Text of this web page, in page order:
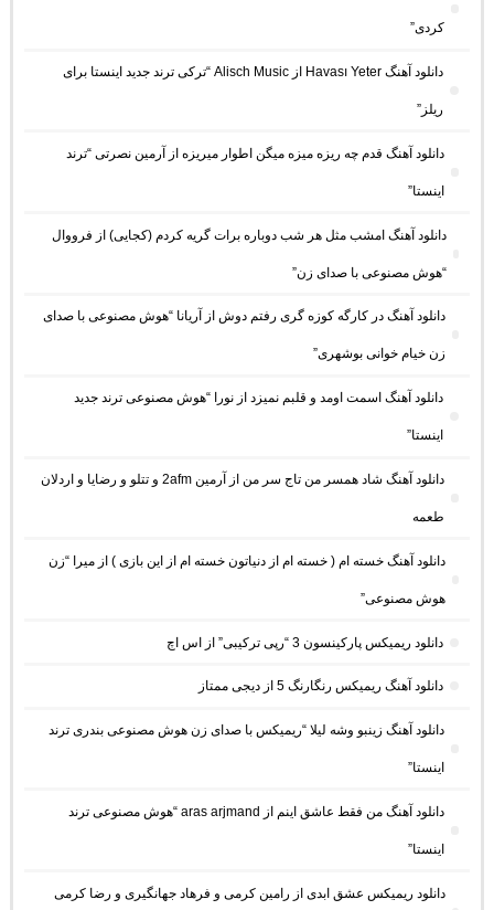
کردی”
دانلود آهنگ Havası Yeter از Alisch Music “ترکی ترند جدید اینستا برای
ریلز”
دانلود آهنگ ﻗﺪم ﭼﻪ رﻳﺰه ﻣﻴﺰه ﻣﻴﮕﻦ اﻃﻮار ﻣﻴﺮﻳﺰه از آرمین نصرتی “ترند
اینستا”
دانلود آهنگ امشب مثل هر شب دوباره برات گریه کردم (کجایی) از فرووال
“هوش مصنوعی با صدای زن”
دانلود آهنگ در کارگه کوزه گری رفتم دوش از آریانا “هوش مصنوعی با صدای
زن خیام خوانی بوشهری”
دانلود آهنگ اسمت اومد و قلبم نمیزد از نورا “هوش مصنوعی ترند جدید
اینستا”
دانلود آهنگ شاد همسر من تاج سر من از آرمین 2afm و تتلو و رضایا و اردلان
طعمه
دانلود آهنگ خسته ام ( خسته ام از دنیاتون خسته ام از این بازی ) از میرا “زن
هوش مصنوعی”
دانلود ریمیکس پارکینسون 3 “رپی ترکیبی” از اس اچ
دانلود آهنگ ریمیکس رنگارنگ 5 از دیجی ممتاز
دانلود آهنگ زینبو وشه لیلا “ریمیکس با صدای زن هوش مصنوعی بندری ترند
اینستا”
دانلود آهنگ من فقط عاشق اینم از aras arjmand “هوش مصنوعی ترند
اینستا”
دانلود ریمیکس عشق ابدی از رامین کرمی و فرهاد جهانگیری و رضا کرمی